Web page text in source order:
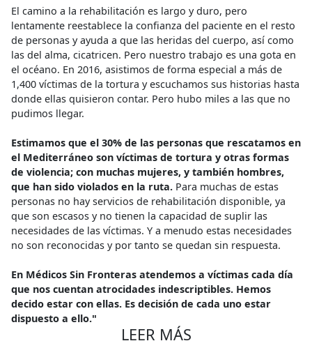
El camino a la rehabilitación es largo y duro, pero
lentamente reestablece la confianza del paciente en el resto
de personas y ayuda a que las heridas del cuerpo, así como
las del alma, cicatricen. Pero nuestro trabajo es una gota en
el océano. En 2016, asistimos de forma especial a más de
1,400 víctimas de la tortura y escuchamos sus historias hasta
donde ellas quisieron contar. Pero hubo miles a las que no
pudimos llegar.
Estimamos que el 30% de las personas que rescatamos en
el Mediterráneo son víctimas de tortura y otras formas
de violencia; con muchas mujeres, y también hombres,
que han sido violados en la ruta. Para muchas de estas
personas no hay servicios de rehabilitación disponible, ya
que son escasos y no tienen la capacidad de suplir las
necesidades de las víctimas. Y a menudo estas necesidades
no son reconocidas y por tanto se quedan sin respuesta.
En Médicos Sin Fronteras atendemos a víctimas cada día
que nos cuentan atrocidades indescriptibles. Hemos
decido estar con ellas. Es decisión de cada uno estar
dispuesto a ello."
LEER MÁS